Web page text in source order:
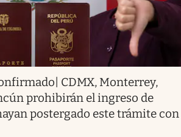
CDMX, Monterrey,
prohibirán el ingreso de
postergado este trámite con